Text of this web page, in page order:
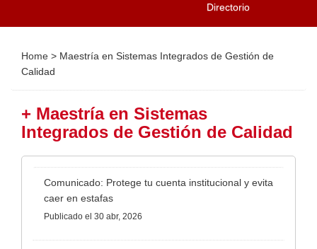
Directorio
Home > Maestría en Sistemas Integrados de Gestión de
Calidad
+ Maestría en Sistemas
Integrados de Gestión de Calidad
Comunicado: Protege tu cuenta institucional y evita
caer en estafas
Publicado el 30 abr, 2026